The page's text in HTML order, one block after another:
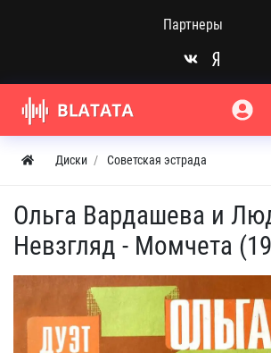
Партнеры
Диски Советская эстрада
Ольга Вардашева и
Невзгляд - Момчета